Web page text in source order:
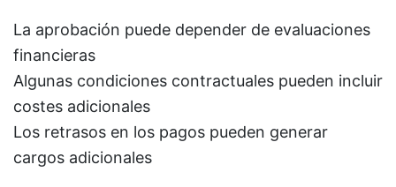
La aprobación puede depender de evaluaciones
financieras
Algunas condiciones contractuales pueden incluir
costes adicionales
Los retrasos en los pagos pueden generar
cargos adicionales